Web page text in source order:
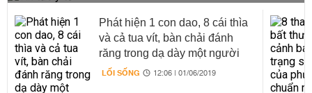
Phát hiện 1 con dao, 8 cái thìa
và cả tua vít, bàn chải đánh
răng trong dạ dày một người
đàn ông Ấn Độ
LỐI SỐNG 12:06 | 01/06/2019